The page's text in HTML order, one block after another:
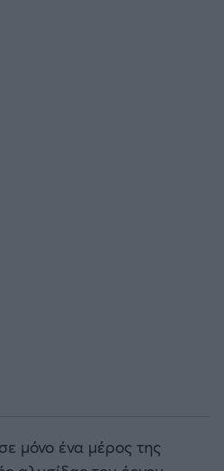
μόνο ένα μέρος της